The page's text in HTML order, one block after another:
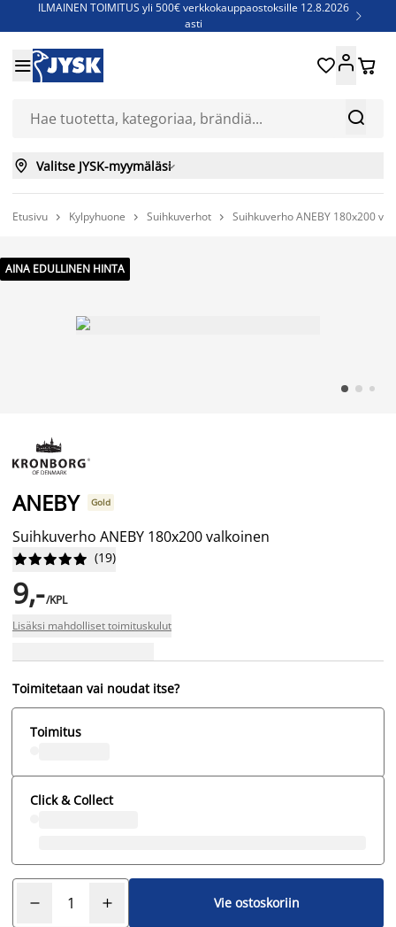
ILMAINEN TOIMITUS yli 500€ verkkokauppaostoksille 12.8.2026
asti

Jenkkisänkyjä - Säästä jopa 60%


 
 Valitse JYSK-myymäläsi
Etusivu  Kylpyhuone  Suihkuverhot  Suihkuverho ANEBY 180x200
AINA EDULLINEN HINTA
ANEBY Gold
Suihkuverho ANEBY 180x200 valkoinen





 (19)
9,-/KPL
Lisäksi mahdolliset toimituskulut
Toimitetaan vai noudat itse?
Toimitus
Click & Collect
Vie ostoskoriin